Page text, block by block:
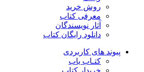
روش خرید
معرفی کتاب
آثار نویسندگان
دانلود رایگان کتاب
پیوند های کاربردی
کتـاب یاب